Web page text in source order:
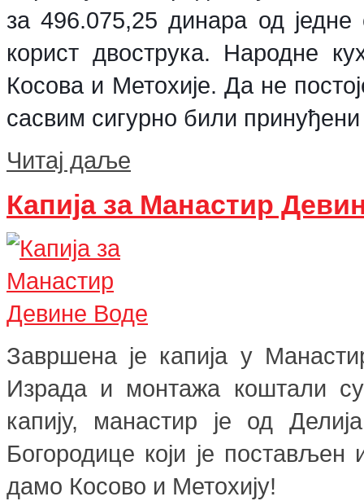
за 496.075,25 динара од
корист двострука. Народне
Косова и Метохије. Да не
сасвим сигурно били
Читај даље
Капија за Манастир
Завршена је капија у
Израда и монтажа коштали
капију, манастир је од
Богородице који је
дамо Косово и Метохију!